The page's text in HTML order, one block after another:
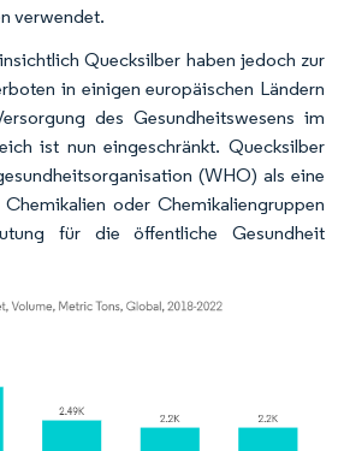
verwendet.
Quecksilber haben jedoch zur
in einigen europäischen Ländern
des Gesundheitswesens im
ist nun eingeschränkt. Quecksilber
(WHO) als eine
oder Chemikaliengruppen
für die öffentliche Gesundheit